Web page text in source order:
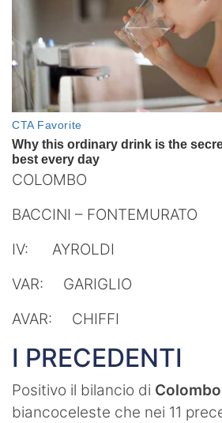
COLOMBO
BACCINI – FONTEMURATO
IV: AYROLDI
VAR: GARIGLIO
AVAR: CHIFFI
I PRECEDENTI
Positivo il bilancio di Colombo
biancoceleste che nei 11